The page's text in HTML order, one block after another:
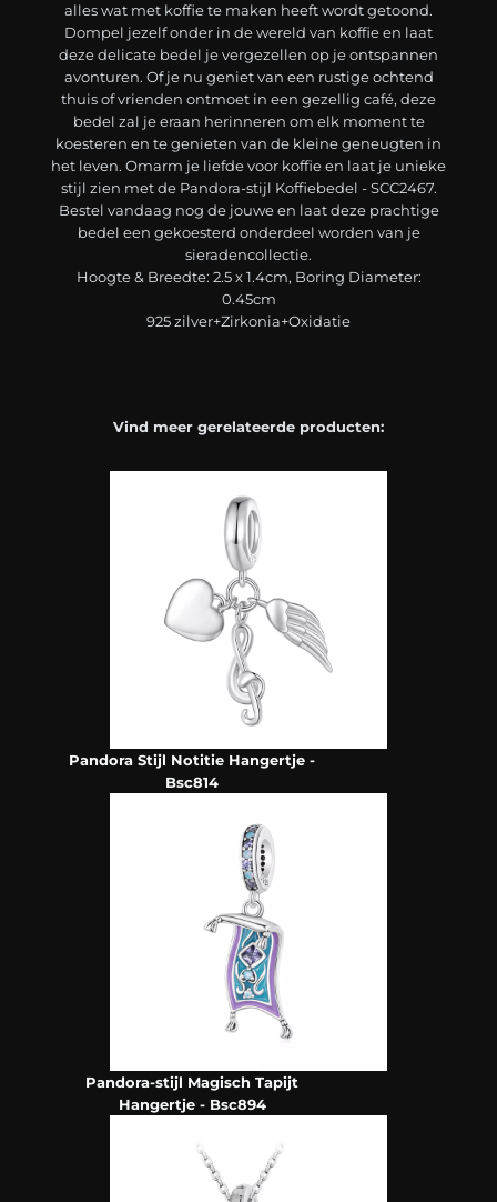
alles wat met koffie te maken heeft wordt getoond.
Dompel jezelf onder in de wereld van koffie en laat
deze delicate bedel je vergezellen op je ontspannen
avonturen. Of je nu geniet van een rustige ochtend
thuis of vrienden ontmoet in een gezellig café, deze
bedel zal je eraan herinneren om elk moment te
koesteren en te genieten van de kleine geneugten in
het leven. Omarm je liefde voor koffie en laat je unieke
stijl zien met de Pandora-stijl Koffiebedel - SCC2467.
Bestel vandaag nog de jouwe en laat deze prachtige
bedel een gekoesterd onderdeel worden van je
sieradencollectie.
Hoogte & Breedte: 2.5 x 1.4cm, Boring Diameter:
0.45cm
925 zilver+Zirkonia+Oxidatie
Vind meer gerelateerde producten:
Pandora Stijl Notitie Hangertje -
Bsc814
Pandora-stijl Magisch Tapijt
Hangertje - Bsc894